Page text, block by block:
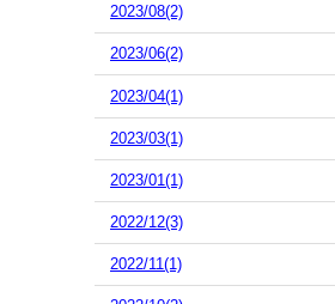
2023/08(2)
2023/06(2)
2023/04(1)
2023/03(1)
2023/01(1)
2022/12(3)
2022/11(1)